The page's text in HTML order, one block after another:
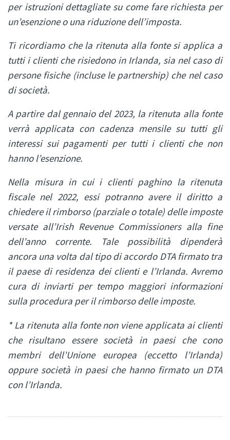
per istruzioni dettagliate su come fare richiesta per
un’esenzione o una riduzione dell’imposta.
Ti ricordiamo che la ritenuta alla fonte si applica a
tutti i clienti che risiedono in Irlanda, sia nel caso di
persone fisiche (incluse le partnership) che nel caso
di società.
A partire dal gennaio del 2023, la ritenuta alla fonte
verrà applicata con cadenza mensile su tutti gli
interessi sui pagamenti per tutti i clienti che non
hanno l’esenzione.
Nella misura in cui i clienti paghino la ritenuta
fiscale nel 2022, essi potranno avere il diritto a
chiedere il rimborso (parziale o totale) delle imposte
versate all’Irish Revenue Commissioners alla fine
dell’anno corrente. Tale possibilità dipenderà
ancora una volta dal tipo di accordo DTA firmato tra
il paese di residenza dei clienti e l’Irlanda. Avremo
cura di inviarti per tempo maggiori informazioni
sulla procedura per il rimborso delle imposte.
* La ritenuta alla fonte non viene applicata ai clienti
che risultano essere società in paesi che cono
membri dell’Unione europea (eccetto l’Irlanda)
oppure società in paesi che hanno firmato un DTA
con l’Irlanda.